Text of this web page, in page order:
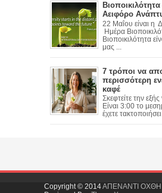
Αειφόρο
22 Μαΐου είναι η
Ημέρα
Βιοποικιλότητα
μας ...
7 τρόποι να
περισσότερη
καφέ
Σκεφτείτε την
Είναι 3:00 το
έχετε
Copyright © 2014AΠENANTI OXΘH